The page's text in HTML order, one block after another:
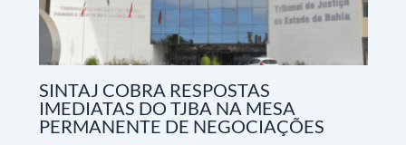
SINTAJ COBRA RESPOSTAS
IMEDIATAS DO TJBA NA MESA
PERMANENTE DE NEGOCIAÇÕES